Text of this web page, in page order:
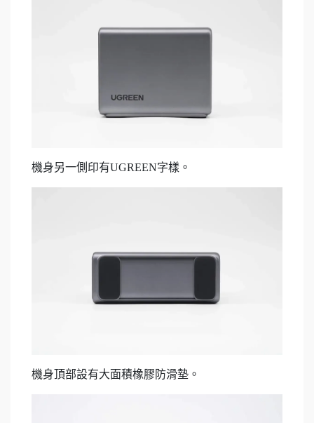
機身另一側印有UGREEN字樣。
機身頂部設有大面積橡膠防滑墊。